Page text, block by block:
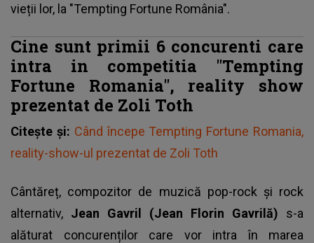
vieții lor, la "Tempting Fortune România".
Cine sunt primii 6 concurenti care
intra in competitia "Tempting
Fortune Romania", reality show
prezentat de Zoli Toth
Citește și: Când începe Tempting Fortune Romania,
reality-show-ul prezentat de Zoli Toth
Cântăreț, compozitor de muzică pop-rock și rock
alternativ, Jean Gavril (Jean Florin Gavrilă) s-a
alăturat concurenților care vor intra în marea